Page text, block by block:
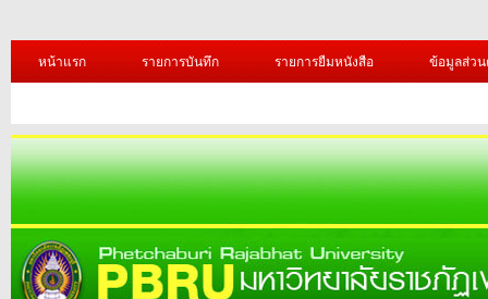
หน้าแรก รายการบันทึก รายการยืมหนังสือ ข้อมูลส่ว